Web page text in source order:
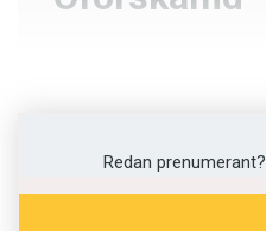
Principfast
Redan prenumerant?